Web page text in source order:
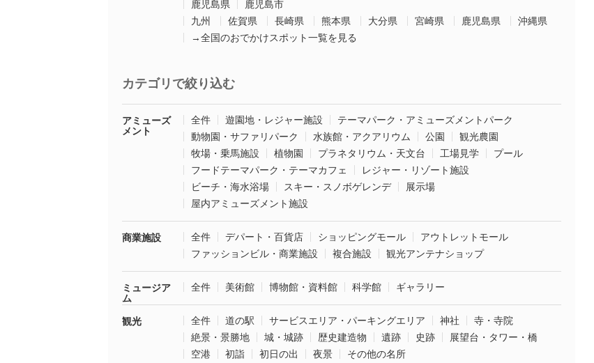
鹿児島県
鹿児島市
九州
佐賀県 長崎県 熊本県 大分県 宮崎県 鹿児島県
沖縄県
→全国のおでかけスポット一覧を見る
カテゴリで絞り込む
アミューズ
メント
全件 遊園地・レジャー施設
テーマパーク・アミューズメントパーク
動物園・サファリパーク
水族館・アクアリウム 公園
観光農園
牧場・乗馬施設
植物園 プラネタリウム・天文台 工場見学
プール
フードテーマパーク・テーマカフェ
レジャー・リゾート施設
ビーチ・海水浴場
スキー・スノボゲレンデ
展示場
屋内アミューズメント施設
商業施設 全件 デパート・百貨店 ショッピングモール
アウトレットモール
ファッションビル・商業施設
複合施設 観光アンテナショップ
ミュージア
ム
全件 美術館 博物館・資料館 科学館 ギャラリー
観光 全件 道の駅 サービスエリア・パーキングエリア 神社
寺・寺院
絶景・景勝地
城・城跡 歴史建造物 遺跡 史跡
展望台・タワー・橋
空港
初詣 初日の出 夜景 その他の名所